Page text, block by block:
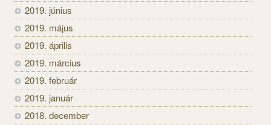
2019. június
2019. május
2019. április
2019. március
2019. február
2019. január
2018. december